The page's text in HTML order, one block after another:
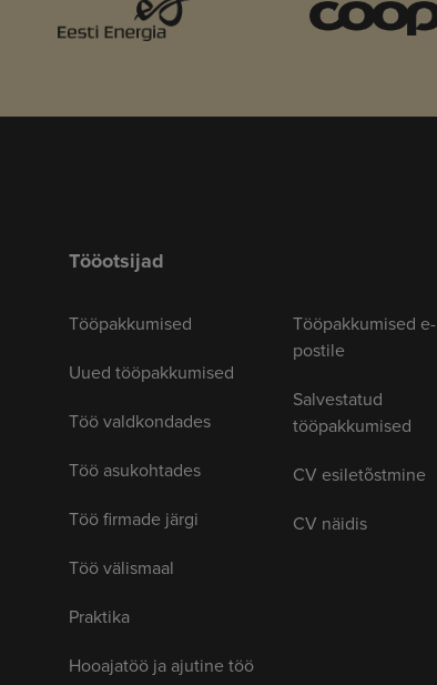
Tööotsijad
Tööpakkumised
Uued tööpakkumised
Töö valdkondades
Töö asukohtades
Töö firmade järgi
Töö välismaal
Praktika
Hooajatöö ja ajutine töö
Tööpakkumised e-
postile
Salvestatud
tööpakkumised
CV esiletõstmine
CV näidis